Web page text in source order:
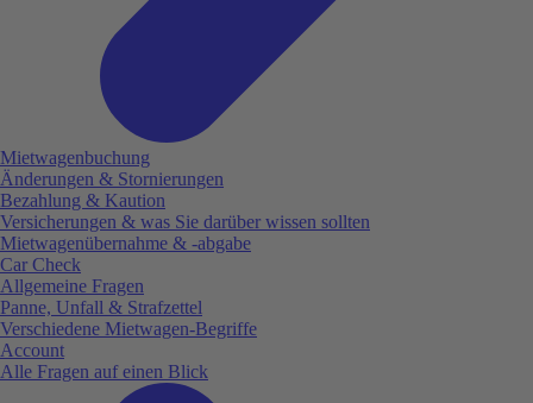
Mietwagenbuchung
Änderungen & Stornierungen
Bezahlung & Kaution
Versicherungen & was Sie darüber wissen sollten
Mietwagenübernahme & -abgabe
Car Check
Allgemeine Fragen
Panne, Unfall & Strafzettel
Verschiedene Mietwagen-Begriffe
Account
Alle Fragen auf einen Blick